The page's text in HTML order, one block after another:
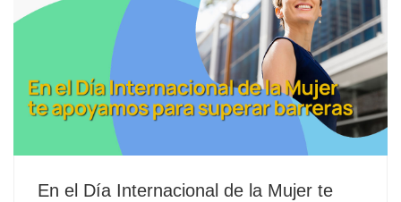
En el Día Internacional de la Mujer te